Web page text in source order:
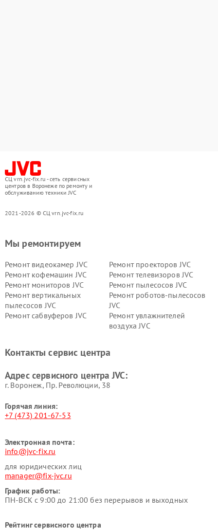
СЦ vrn.jvc-fix.ru - сеть сервисных
центров в Воронеже по ремонту и
обслуживанию техники JVC
2021-2026 © СЦ vrn.jvc-fix.ru
Мы ремонтируем
Ремонт видеокамер JVC
Ремонт проекторов JVC
Ремонт кофемашин JVC
Ремонт телевизоров JVC
Ремонт мониторов JVC
Ремонт пылесосов JVC
Ремонт вертикальных
пылесосов JVC
Ремонт роботов-пылесосов
JVC
Ремонт сабвуферов JVC
Ремонт увлажнителей
воздуха JVC
Контакты сервис центра
Адрес сервисного центра JVC:
г. Воронеж, Пр. Революции, 38
Горячая линия:
+7 (473) 201-67-53
Электронная почта:
info@jvc-fix.ru
для юридических лиц
manager@fix-jvc.ru
График работы:
ПН-ВСК с 9:00 до 21:00 без перерывов и выходных
Рейтинг сервисного центра